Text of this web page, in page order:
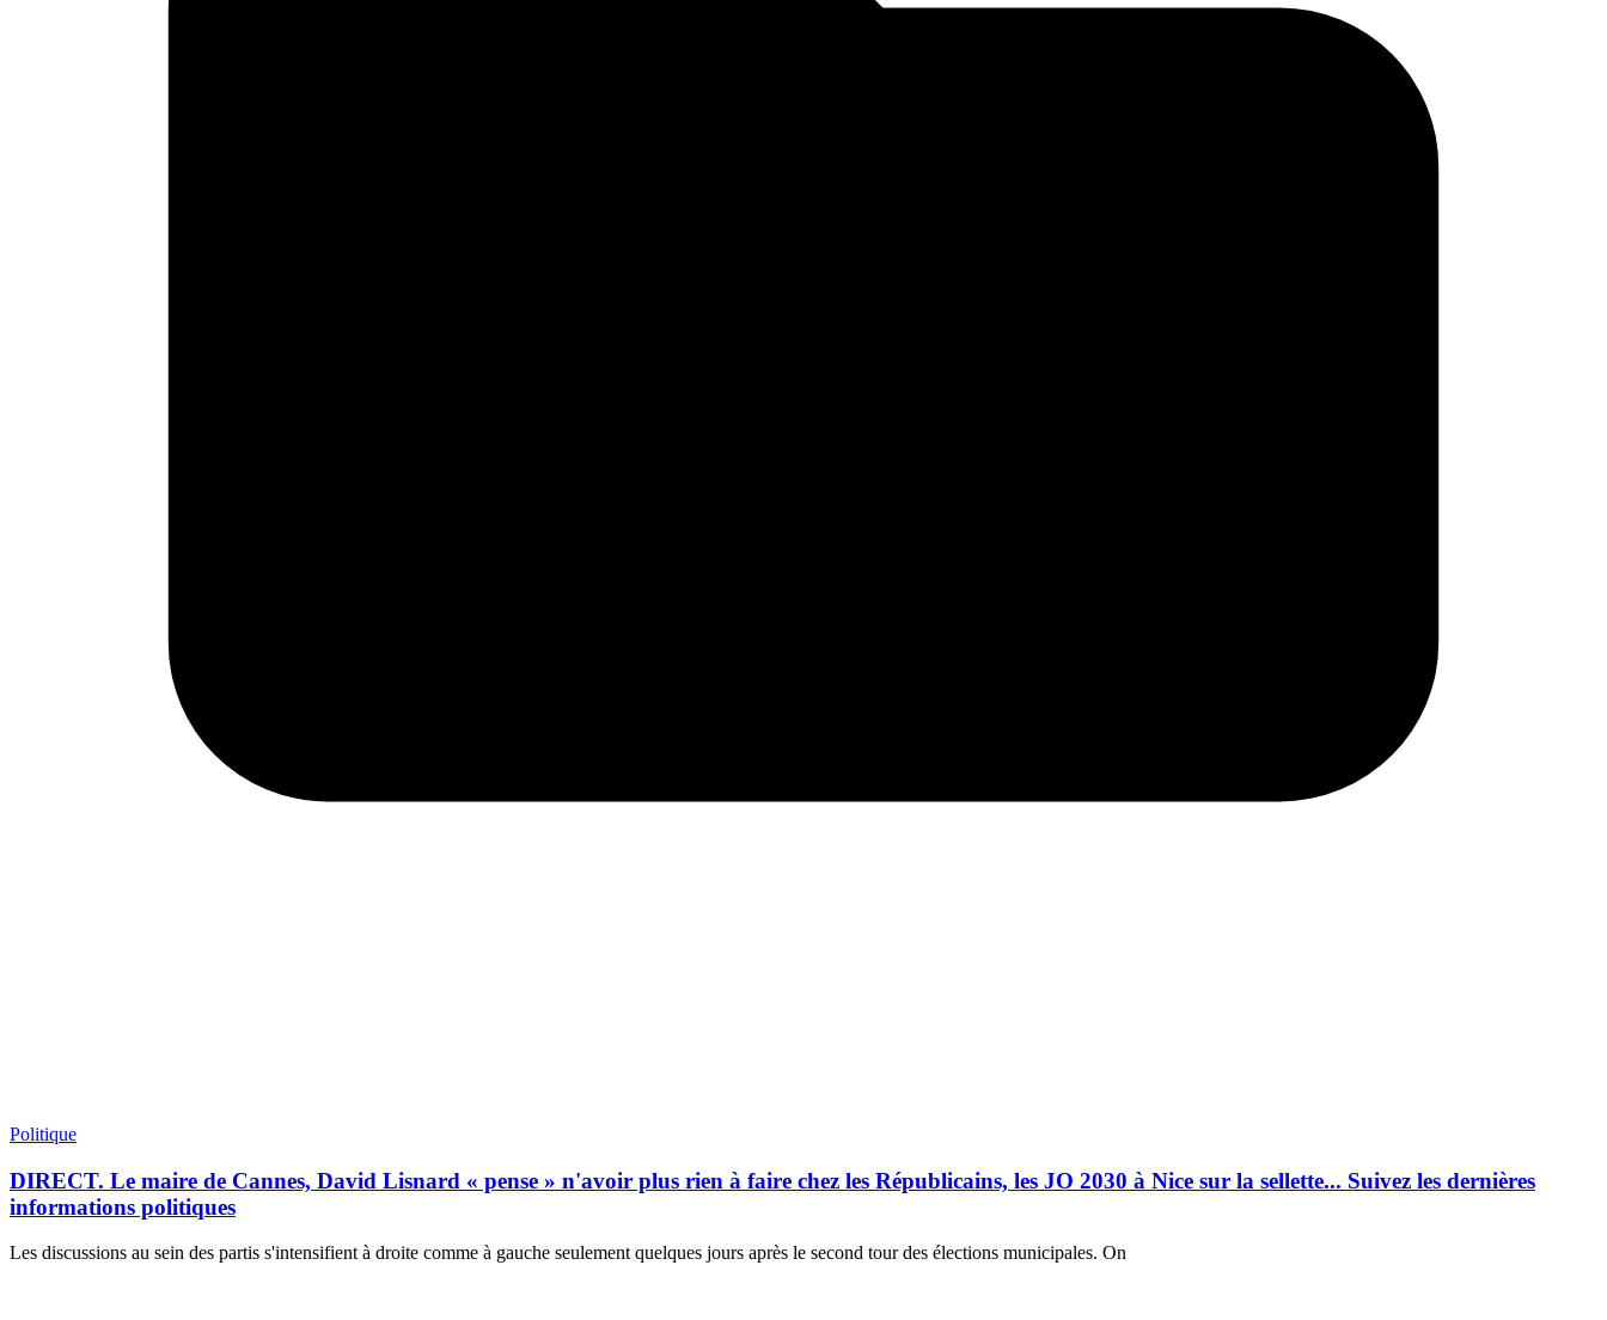
Politique
DIRECT. Le maire de Cannes, David Lisnard « pense » n'avoir plus rien à faire chez les Républicains, les JO 2030 à Nice sur la sellette... Suivez les dernières
informations politiques
Les discussions au sein des partis s'intensifient à droite comme à gauche seulement quelques jours après le second tour des élections municipales. On